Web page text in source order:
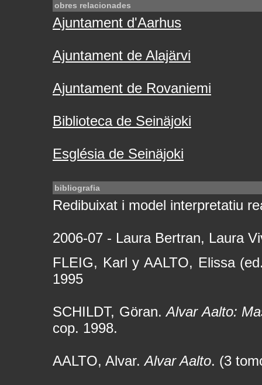
obres relacionades
Ajuntament d'Aarhus
Ajuntament de Alajärvi
Ajuntament de Rovaniemi
Biblioteca de Seinäjoki
Església de Seinäjoki
bibliografia
Redibuixat i model interpretatiu
2006-07 - Laura Bertran, Laura
FLEIG, Karl y AALTO, Elissa
1995
SCHILDT, Göran.Alvar Aalto:
cop. 1998.
AALTO, Alvar.Alvar Aalto. (3